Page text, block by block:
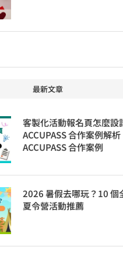
最新文章
客製化活動報名頁怎麼設
ACCUPASS 合作案例解析
ACCUPASS 合作案例
2026 暑假去哪玩？10 個
夏令營活動推薦